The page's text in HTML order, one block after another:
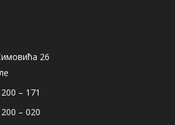
26
– 171
– 020